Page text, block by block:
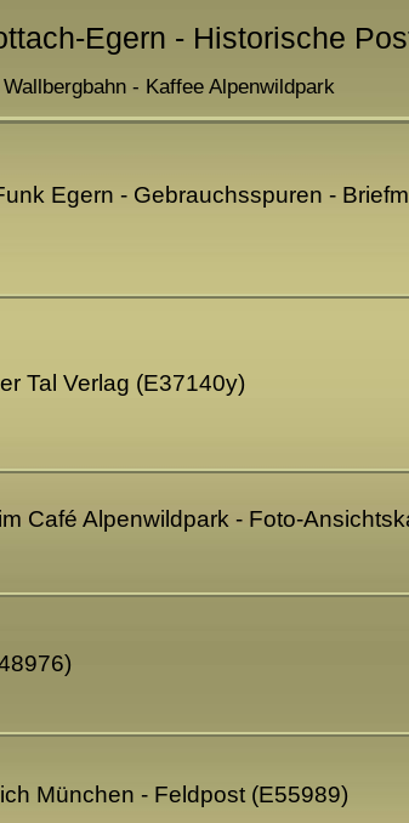
Egern - Historische
- Kaffee Alpenwildpark
Egern - Gebrauchsspuren -
Tal Verlag (E37140y)
Café Alpenwildpark - Foto-
München - Feldpost (E55989)